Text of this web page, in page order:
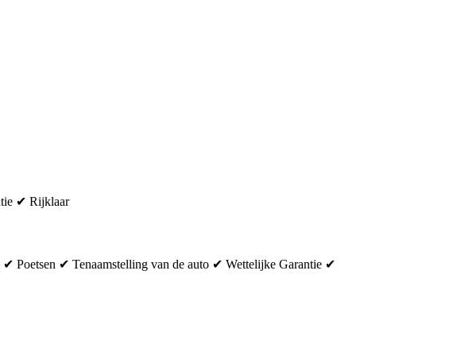
✔ Rijklaar
Poetsen ✔ Tenaamstelling van de auto ✔ Wettelijke Garantie ✔